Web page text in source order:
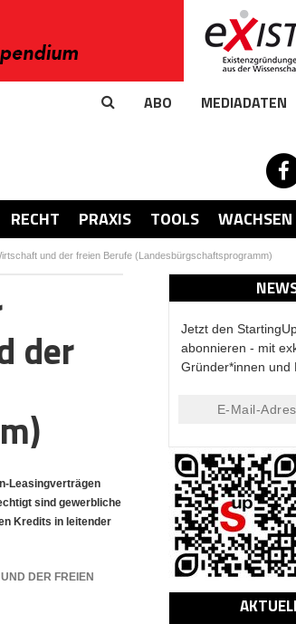
ABO MEDIADATEN
RECHT PRAXIS TOOLS WACHSEN
und der freien Berufe (Landesbürgschaftsprogramm)
Jetzt den
abonnieren - mit
Gründer*innen und
der
Leasingverträgen
sind gewerbliche
Kredits in leitender
DER FREIEN